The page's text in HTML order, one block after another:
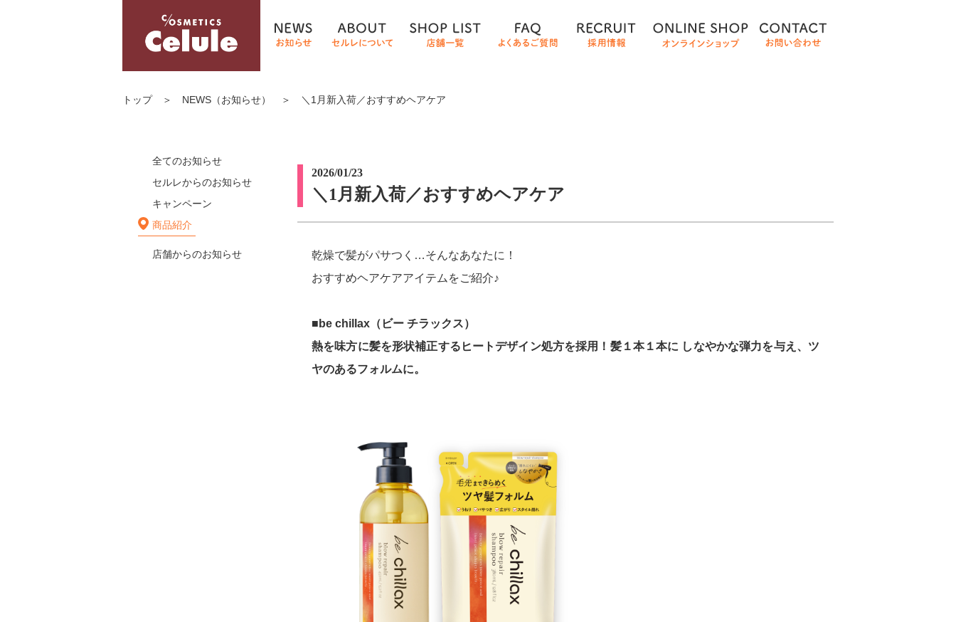
トップ＞ NEWS（お知らせ） ＞ ＼1月新入荷／おすすめヘアケア
全てのお知らせ
セルレからのお知らせ
キャンペーン
商品紹介
店舗からのお知らせ
2026/01/23
＼1月新入荷／おすすめヘアケア
乾燥で髪がパサつく…そんなあなたに！
おすすめヘアケアアイテムをご紹介♪
■be chillax（ビー チラックス）
熱を味方に髪を形状補正するヒートデザイン処方を採用！髪１本１本に しなやかな弾力を与え、ツ
ヤのあるフォルムに。